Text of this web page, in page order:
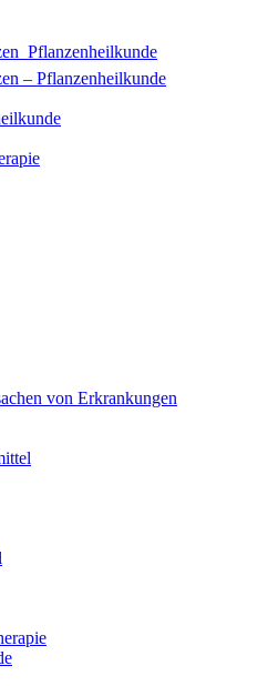
 Pflanzenheilkunde
– Pflanzenheilkunde
von Erkrankungen